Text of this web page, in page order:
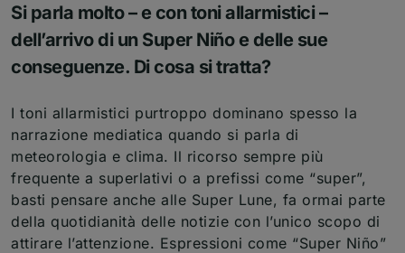
Si parla molto – e con toni allarmistici –
dell’arrivo di un Super Niño e delle sue
conseguenze. Di cosa si tratta?
I toni allarmistici purtroppo dominano spesso la
narrazione mediatica quando si parla di
meteorologia e clima. Il ricorso sempre più
frequente a superlativi o a prefissi come “super”,
basti pensare anche alle Super Lune, fa ormai parte
della quotidianità delle notizie con l’unico scopo di
attirare l’attenzione. Espressioni come “Super Niño”